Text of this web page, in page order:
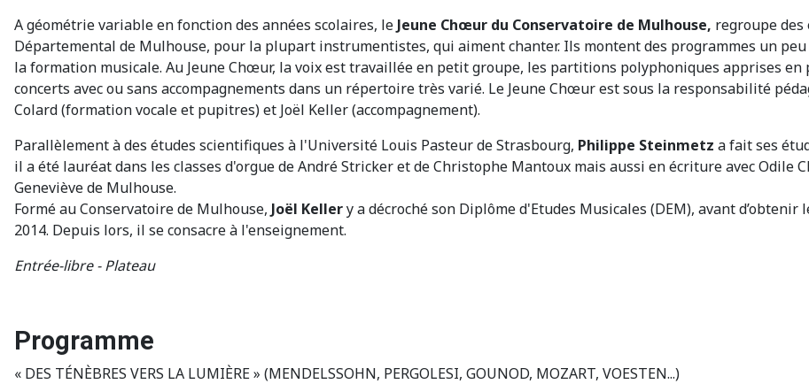
A géométrie variable en fonction des années scolaires, le Jeune Chœur du Conservatoire de Mulhouse, regroupe des
Départemental de Mulhouse, pour la plupart instrumentistes, qui aiment chanter. Ils montent des programmes un
la formation musicale. Au Jeune Chœur, la voix est travaillée en petit groupe, les partitions polyphoniques apprises en
concerts avec ou sans accompagnements dans un répertoire très varié. Le Jeune Chœur est sous la responsabilité
Colard (formation vocale et pupitres) et Joël Keller (accompagnement).
Parallèlement à des études scientifiques à l'Université Louis Pasteur de Strasbourg, Philippe Steinmetz a fait ses
il a été lauréat dans les classes d'orgue de André Stricker et de Christophe Mantoux mais aussi en écriture avec Odile
Geneviève de Mulhouse.
Formé au Conservatoire de Mulhouse, Joël Kellery a décroché son Diplôme d'Etudes Musicales (DEM), avant
2014. Depuis lors, il se consacre à l'enseignement.
Entrée-libre - Plateau
Programme
« DES TÉNÈBRES VERS LA LUMIÈRE » (MENDELSSOHN, PERGOLESI, GOUNOD, MOZART, VOESTEN...)